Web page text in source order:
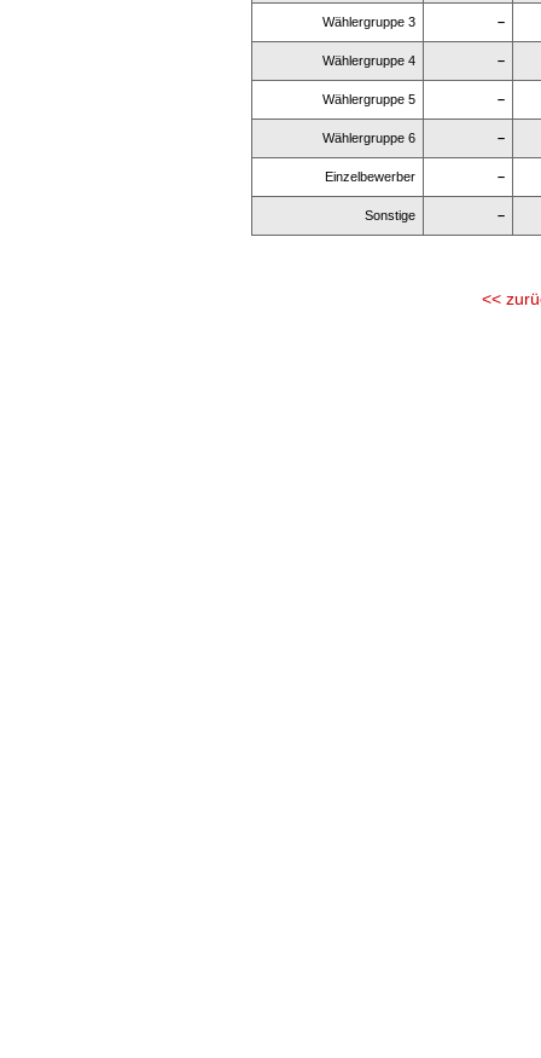
Wählergruppe 3 –
Wählergruppe 4 –
Wählergruppe 5 –
Wählergruppe 6 –
Einzelbewerber –
Sonstige –
<<